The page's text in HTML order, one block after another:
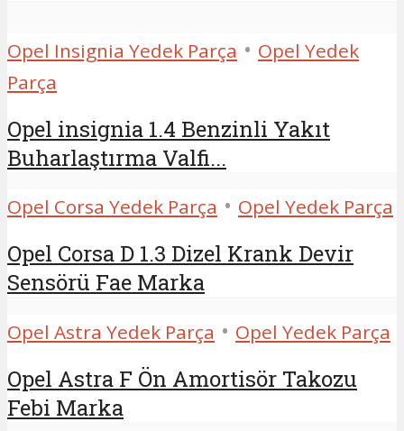
Opel Insignia Yedek Parça • Opel Yedek
Parça
Opel insignia 1.4 Benzinli Yakıt
Buharlaştırma Valfi...
Opel Corsa Yedek Parça • Opel Yedek Parça
Opel Corsa D 1.3 Dizel Krank Devir
Sensörü Fae Marka
Opel Astra Yedek Parça • Opel Yedek Parça
Opel Astra F Ön Amortisör Takozu
Febi Marka